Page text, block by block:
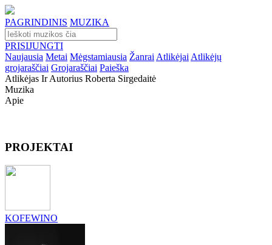
PAGRINDINIS MUZIKA
PRISIJUNGTI
Naujausia Metai Mėgstamiausia Žanrai Atlikėjai Atlikėjų
grojaraščiai Grojaraščiai Paieška
Atlikėjas Ir Autorius Roberta Sirgedaitė
Muzika
Apie
PROJEKTAI
KOFEWINO